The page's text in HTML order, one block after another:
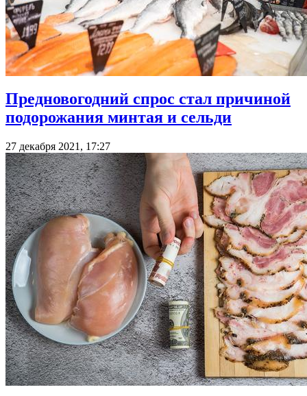
Предновогодний спрос стал причиной
подорожания минтая и сельди
27 декабря 2021, 17:27